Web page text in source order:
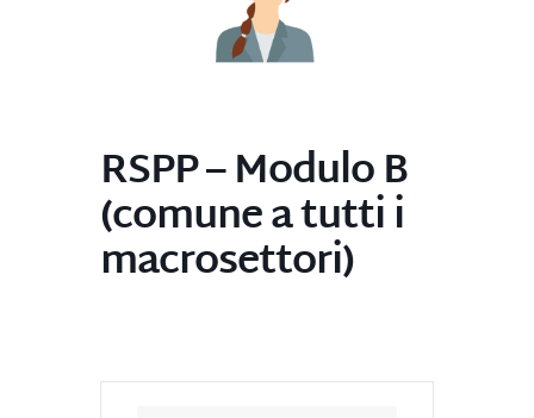
RSPP – Modulo B
(comune a tutti i
macrosettori)